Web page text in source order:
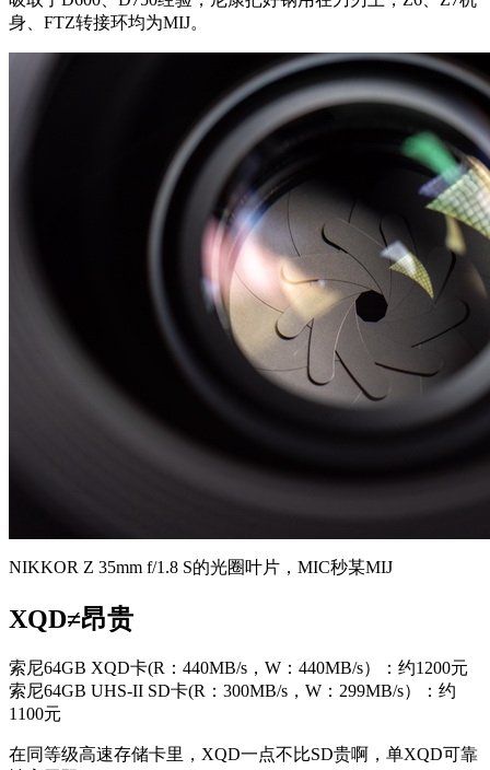
身、FTZ转接环均为MIJ。
NIKKOR Z 35mm f/1.8 S的光圈叶片，MIC秒某MIJ
XQD≠昂贵
索尼64GB XQD卡(R：440MB/s，W：440MB/s）：约1200元
索尼64GB UHS-II SD卡(R：300MB/s，W：299MB/s）：约
1100元
在同等级高速存储卡里，XQD一点不比SD贵啊，单XQD可靠